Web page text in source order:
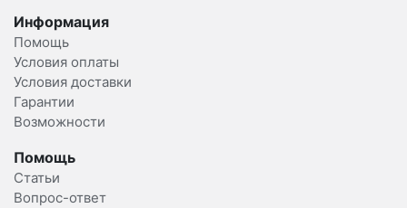
Информация
Помощь
Условия оплаты
Условия доставки
Гарантии
Возможности
Помощь
Статьи
Вопрос-ответ